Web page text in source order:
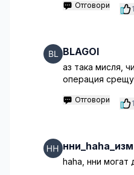
Отговори 1
BLAGOI
аз така мисля,
операция
Отговори 1
haha, нни могат